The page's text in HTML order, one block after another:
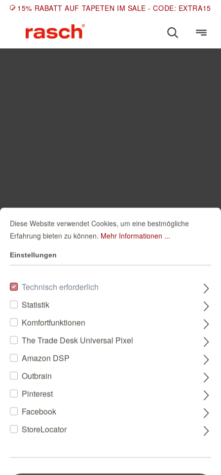
15% RABATT AUF TAPETEN IM SALE - CODE: EXTRA15
Diese Website verwendet Cookies, um eine bestmögliche
Erfahrung bieten zu können. Mehr Informationen ...
Einstellungen
Technisch erforderlich
Statistik
Komfortfunktionen
The Trade Desk Universal Pixel
Amazon DSP
Outbrain
Pinterest
Facebook
StoreLocator